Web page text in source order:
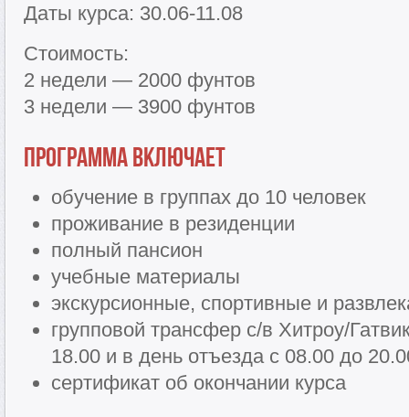
Даты курса: 30.06-11.08
Стоимость:
2 недели — 2000 фунтов
3 недели — 3900 фунтов
Программа включает
обучение в группах до 10 человек
проживание в резиденции
полный пансион
учебные материалы
экскурсионные, спортивные и
групповой трансфер с/в Хитроу/
18.00 и в день отъезда с 08.00 до
сертификат об окончании курса